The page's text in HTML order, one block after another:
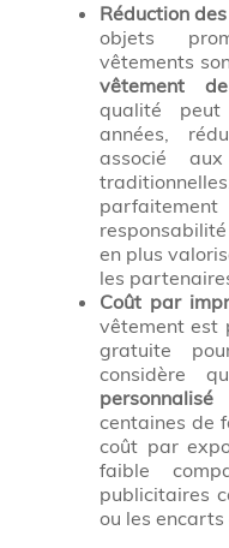
Réduction
objets
vêtements
vêtement
qualité
années,
associé
en plus
les
Coût par
vêtement est
gratuite
considère
personnalisé
centaines de
coût par
faible
publicitaires
ou les